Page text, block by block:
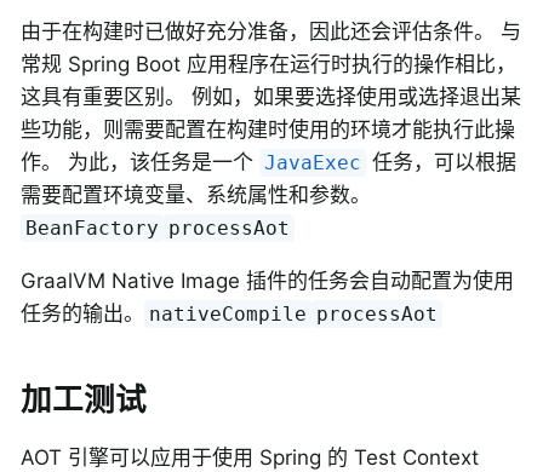
由于在构建时已做好充分准备，因此还会评估条件。 与
常规 Spring Boot 应用程序在运行时执行的操作相比，
这具有重要区别。 例如，如果要选择使用或选择退出某
些功能，则需要配置在构建时使用的环境才能执行此操
作。 为此，该任务是一个 JavaExec 任务，可以根据
需要配置环境变量、系统属性和参数。
BeanFactory processAot
GraalVM Native Image 插件的任务会自动配置为使用
任务的输出。
nativeCompile processAot
加工测试
AOT 引擎可以应用于使用 Spring 的 Test Context